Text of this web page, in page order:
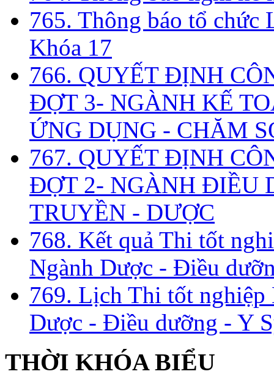
765. Thông báo tổ chức
Khóa 17
766. QUYẾT ĐỊNH
ĐỢT 3- NGÀNH KẾ
ỨNG DỤNG - CHĂM
767. QUYẾT ĐỊNH
ĐỢT 2- NGÀNH ĐIỀU
TRUYỀN - DƯỢC
768. Kết quả Thi tốt
Ngành Dược - Điều
769. Lịch Thi tốt
Dược - Điều dưỡng - Y
THỜI KHÓA BIỂU